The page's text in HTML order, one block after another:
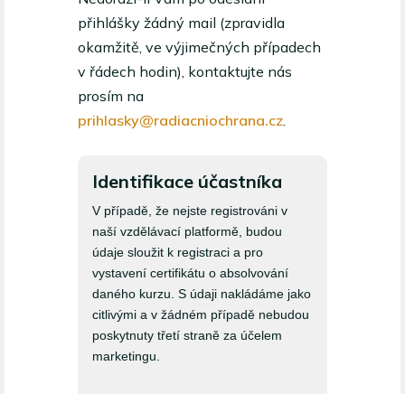
přihlášky žádný mail (zpravidla
okamžitě, ve výjimečných případech
v řádech hodin), kontaktujte nás
prosím na
prihlasky@radiacniochrana.cz
Přihláška
ke
kurzům
Identifikace účastníka
V případě, že nejste registrováni v
naší vzdělávací platformě, budou
údaje sloužit k registraci a pro
vystavení certifikátu o absolvování
daného kurzu. S údaji nakládáme jako
citlivými a v žádném případě nebudou
poskytnuty třetí straně za účelem
marketingu.